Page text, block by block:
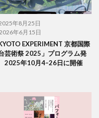
年8月25日
年6月15日
EXPERIMENT 京都国際
芸術祭 2025」プログラム発
年10月4–26日に開催